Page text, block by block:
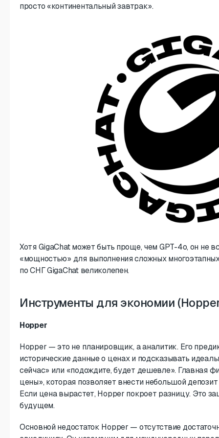
просто «континентальный завтрак».
Хотя GigaChat может быть проще, чем GPT-4o, он не
«мощностью» для выполнения сложных
по СНГ GigaChat великолепен.
Инструменты для экономии
Hopper
Hopper — это не планировщик, а аналитик. Его
исторические данные о ценах и подсказывать
сейчас» или «подождите, будет дешевле». Главная
цены», которая позволяет внести небольшой
Если цена вырастет, Hopper покроет разницу. Это
будущем.
Основной недостаток Hopper — отсутствие